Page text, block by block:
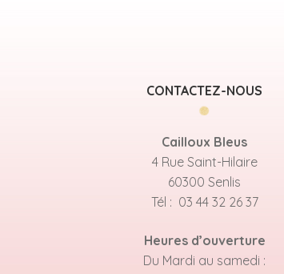
CONTACTEZ-NOUS
Cailloux Bleus
4 Rue Saint-Hilaire
60300 Senlis
Tél : 03 44 32 26 37
Heures d’ouverture
Du Mardi au samedi :